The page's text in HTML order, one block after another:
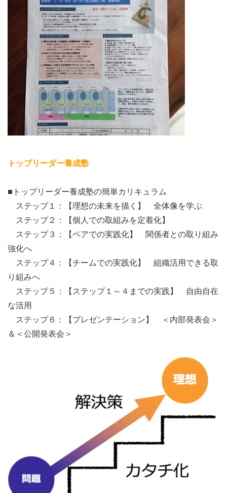
トップリーダー養成塾
■トップリーダー養成塾の簡単カリキュラム
ステップ１：【理想の未来を描く】 全体像を学ぶ
ステップ２：【個人での取組みを定着化】
ステップ３：【ペアでの実践化】 関係者との取り組み
強化へ
ステップ４：【チームでの実践化】 組織活用できる取
り組みへ
ステップ５：【ステップ１～４までの実践】 自由自在
な活用
ステップ６：【プレゼンテーション】 ＜内部発表会＞
＆＜公開発表会＞